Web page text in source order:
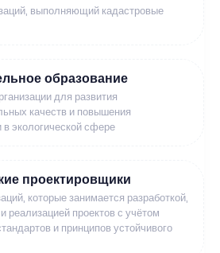
выполняющий кадастровые
образование
для развития
качеств и повышения
экологической сфере
проектировщики
которые занимается разработкой,
реализацией проектов с учётом
и принципов устойчивого